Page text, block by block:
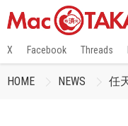
X Facebook Threads
HOME NEWS 任